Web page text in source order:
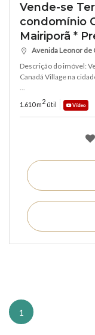
Vende-se
condomínio
Mairiporã *
Avenida Leonor de
Descrição do imóvel:
Canadá Village na
...
1.610 m2 útil Vídeo
1